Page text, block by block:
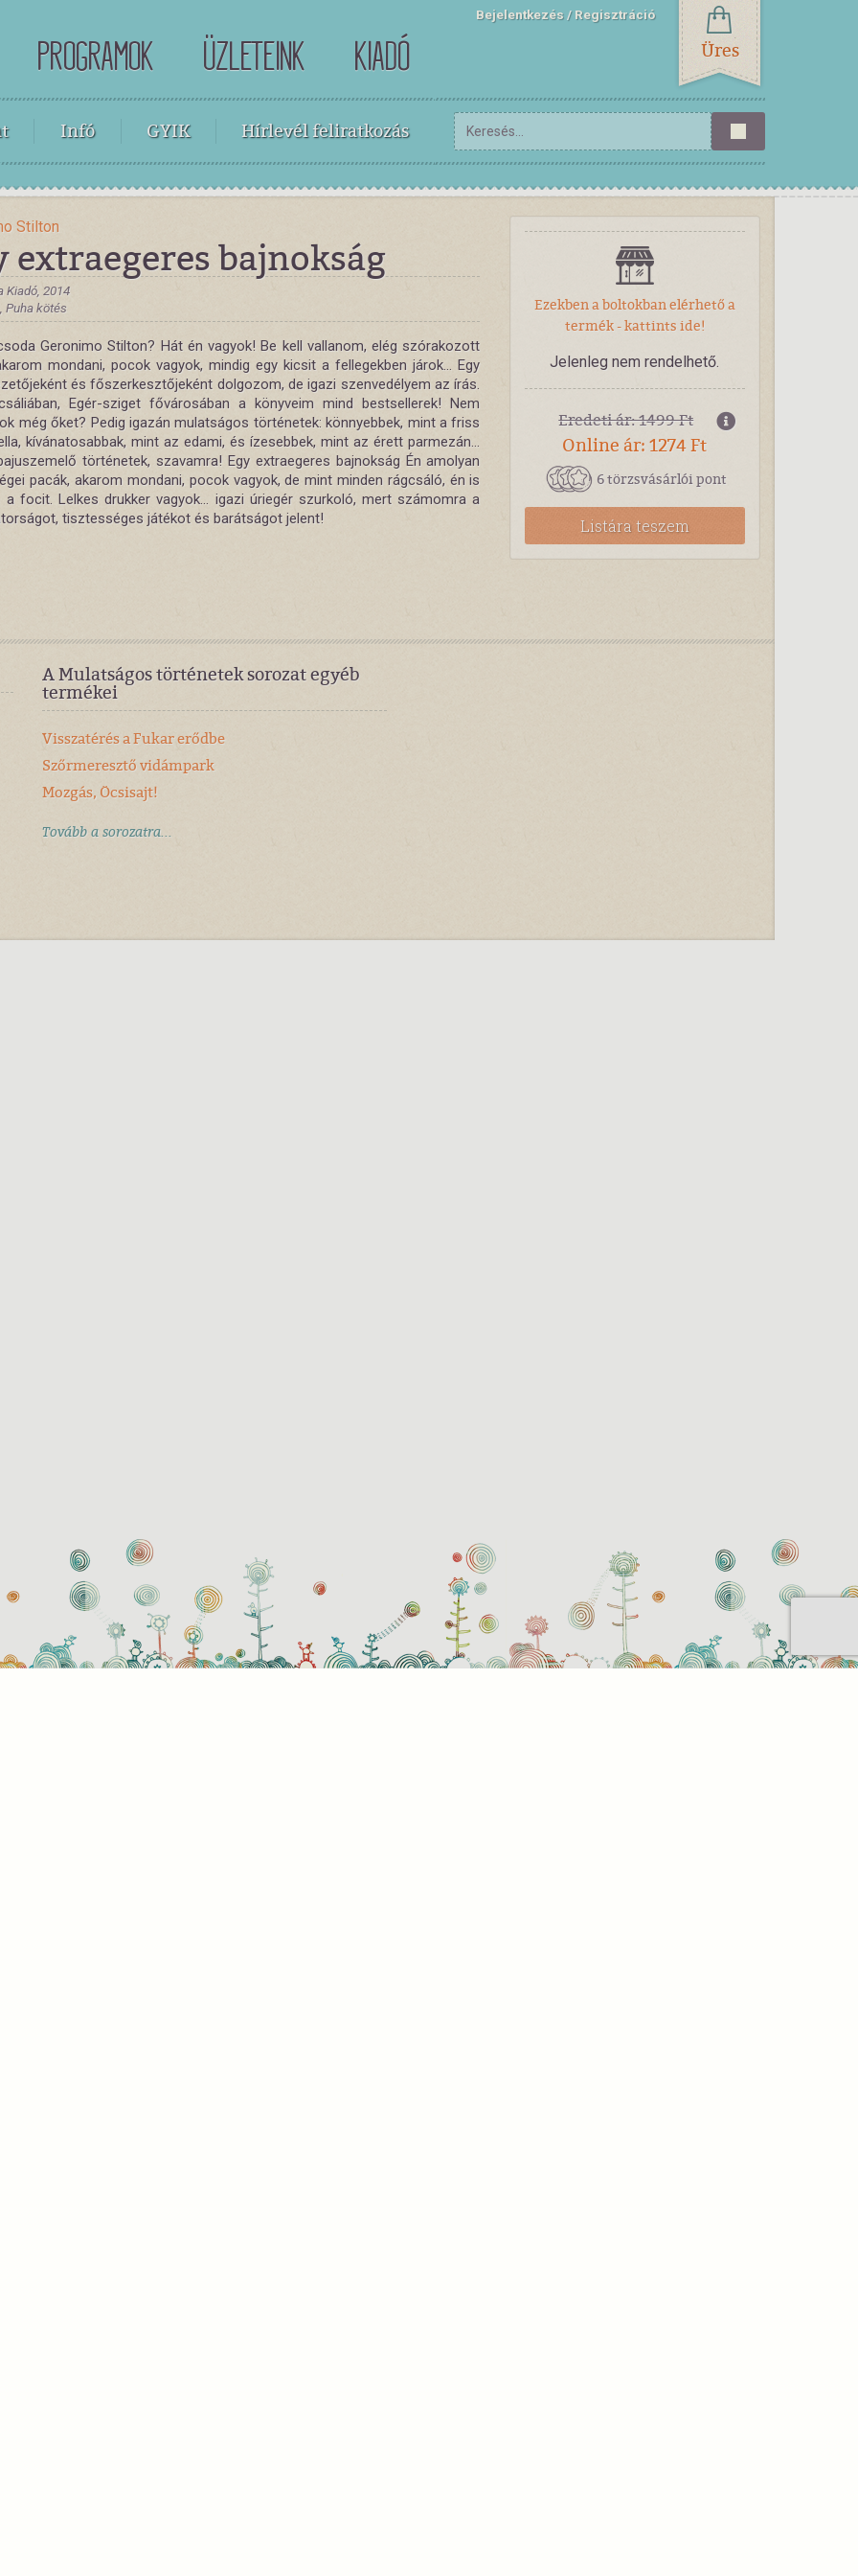
PROGRAMOK ÜZLETEINK KIADÓ
Bejelentkezés Regisztráció
Üres
Infó GYIK Hírlevél feliratkozás
Stilton
extraegeres bajnokság
Kiadó, 2014
Puha kötés
Geronimo Stilton? Hát én vagyok! Be kell vallanom, elég szórakozott
mondani, pocok vagyok, mindig egy kicsit a fellegekben járok... Egy
és főszerkesztőjeként dolgozom, de igazi szenvedélyem az írás.
Egér-sziget fővárosában a könyveim mind bestsellerek! Nem
még őket? Pedig igazán mulatságos történetek: könnyebbek, mint a friss
kívánatosabbak, mint az edami, és ízesebbek, mint az érett parmezán...
történetek, szavamra! Egy extraegeres bajnokság Én amolyan
pacák, akarom mondani, pocok vagyok, de mint minden rágcsáló, én is
a focit. Lelkes drukker vagyok... igazi úriegér szurkoló, mert számomra a
tisztességes játékot és barátságot jelent!
Ezekben a boltokban elérhető a
termék - kattints ide!
Jelenleg nem rendelhető.
Eredeti ár: 1499 Ft
Online ár: 1274 Ft
6 törzsvásárlói pont
Listára teszem
A Mulatságos történetek sorozat egyéb
termékei
Visszatérés a Fukar erődbe
Szőrmeresztő vidámpark
Mozgás, Öcsisajt!
Tovább a sorozatra...